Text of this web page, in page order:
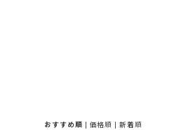
おすすめ順 | 価格順 |新着順